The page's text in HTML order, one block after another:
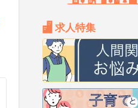
求人特集